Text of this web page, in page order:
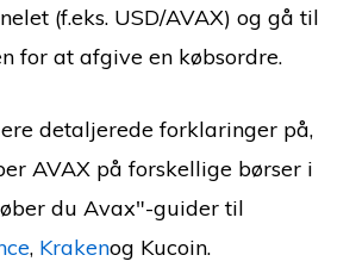
(f.eks. USD/AVAX) og gå til
for at afgive en købsordre.
detaljerede forklaringer på,
AVAX på forskellige børser i
du Avax"-guider til
, Krakenog Kucoin.